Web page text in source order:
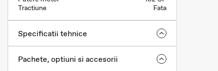
Tractiune
Fata
Specificatii tehnice
Pachete, optiuni si accesorii